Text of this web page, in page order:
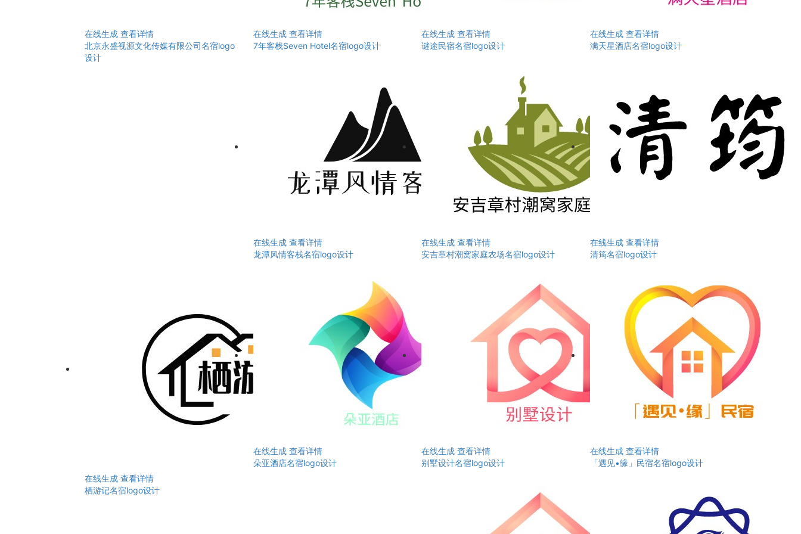
在线生成 查看详情
北京永盛视源文化传媒有限公司名宿logo
设计
在线生成 查看详情
7年客栈Seven Hotel名宿logo设计
在线生成 查看详情
谜途民宿名宿logo设计
在线生成 查看详情
满天星酒店名宿logo设计
在线生成 查看详情
龙潭风情客栈名宿logo设计
在线生成 查看详情
安吉章村潮窝家庭农场名宿logo设计
在线生成 查看详情
清筠名宿logo设计
在线生成 查看详情
栖游记名宿logo设计
在线生成 查看详情
朵亚酒店名宿logo设计
在线生成 查看详情
别墅设计名宿logo设计
在线生成 查看详情
「遇见•缘」民宿名宿logo设计